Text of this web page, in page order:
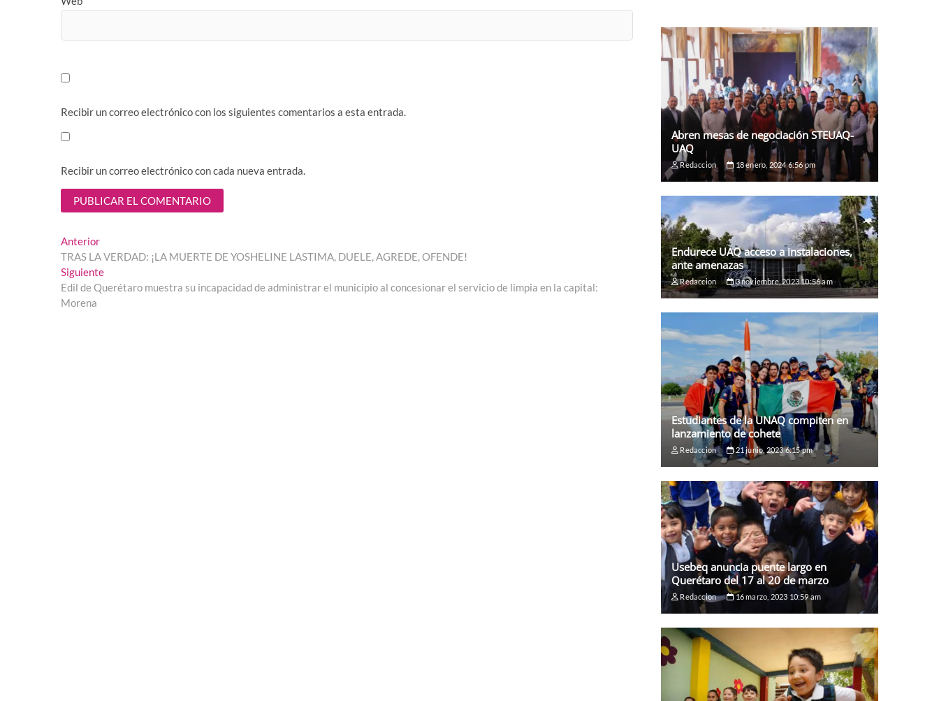
Recibir un correo electrónico con los siguientes comentarios a esta entrada.
Recibir un correo electrónico con cada nueva entrada.
Navegación
de
entradas
AnteriorEntrada
anterior:
TRAS LA VERDAD: ¡LA MUERTE DE YOSHELINE LASTIMA, DUELE, AGREDE, OFENDE!
SiguienteEntrada
siguiente:
Edil de Querétaro muestra su incapacidad de administrar el municipio al concesionar el servicio de limpia en la capital:
Morena
Abren mesas de negociación STEUAQ-
UAQ
Redaccion 18 enero, 2024 6:56 pm
Endurece UAQ acceso a instalaciones,
ante amenazas
Redaccion 3 noviembre, 2023 10:56 am
Estudiantes de la UNAQ compiten en
lanzamiento de cohete
Redaccion 21 junio, 2023 6:15 pm
Usebeq anuncia puente largo en
Querétaro del 17 al 20 de marzo
Redaccion 16 marzo, 2023 10:59 am